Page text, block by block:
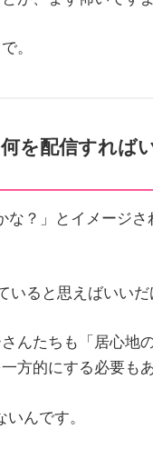
。
を配信すれば
？」とイメージさ
ると思えばいいだ
んたちも「居心地
方的にする必要もあ
んです。